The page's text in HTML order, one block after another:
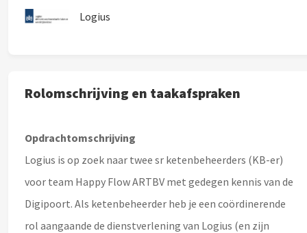
Logius
Rolomschrijving en taakafspraken
Opdrachtomschrijving
Logius is op zoek naar twee sr ketenbeheerders (KB-er)
voor team Happy Flow ARTBV met gedegen kennis van de
Digipoort. Als ketenbeheerder heb je een coördinerende
rol aangaande de dienstverlening van Logius (en zijn